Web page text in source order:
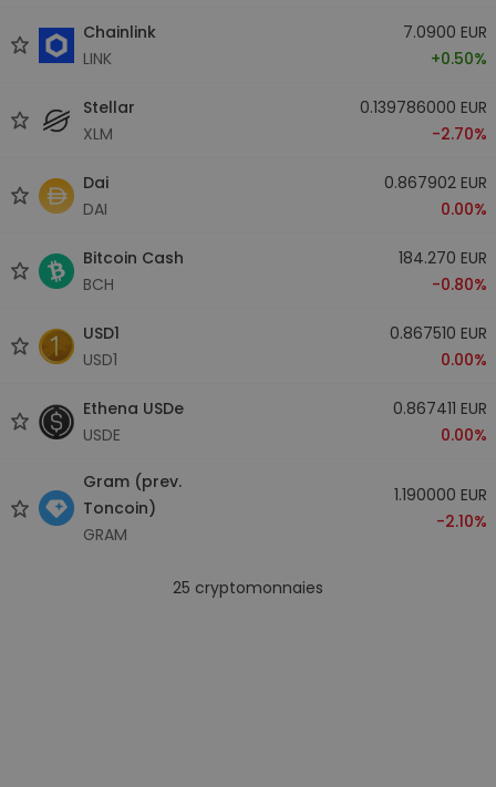
Chainlink
LINK
7.0900 EUR
+0.50%
Stellar
XLM
0.139786000 EUR
-2.70%
Dai
DAI
0.867902 EUR
0.00%
Bitcoin Cash
BCH
184.270 EUR
-0.80%
USD1
USD1
0.867510 EUR
0.00%
Ethena USDe
USDE
0.867411 EUR
0.00%
Gram (prev.
Toncoin)
GRAM
1.190000 EUR
-2.10%
25 cryptomonnaies